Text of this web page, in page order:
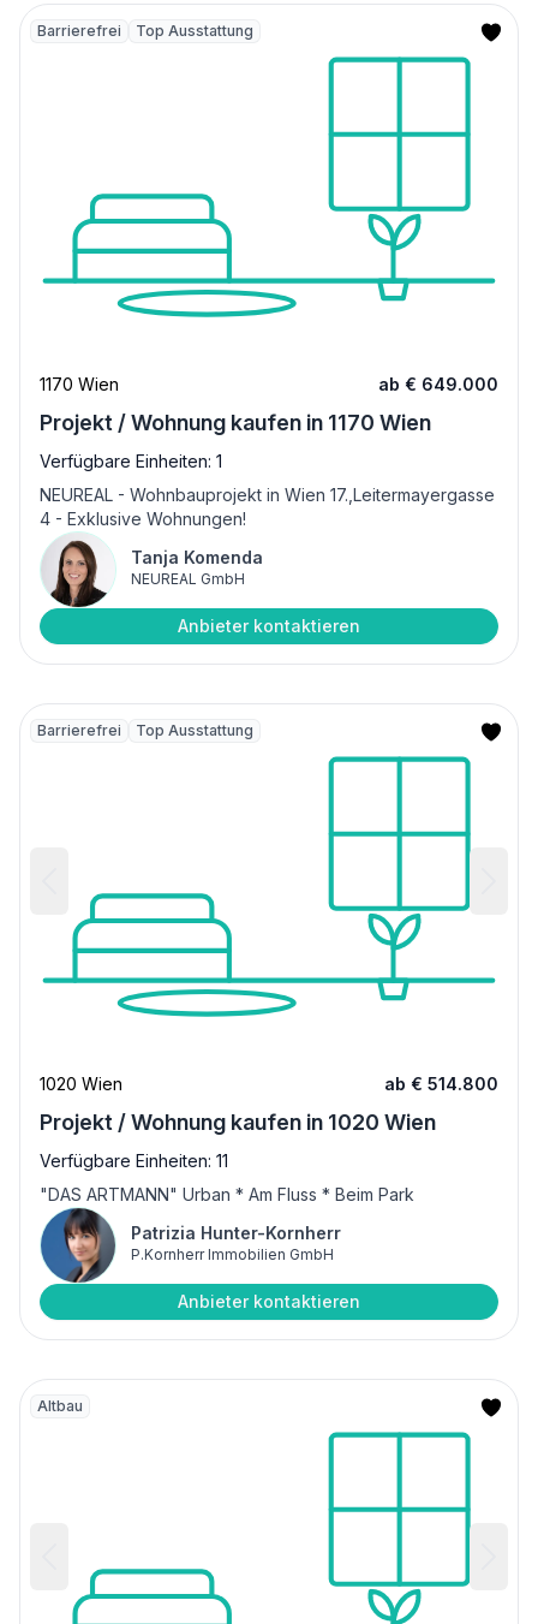
Barrierefrei Top Ausstattung
1170 Wien ab € 649.000
Projekt / Wohnung kaufen in 1170 Wien
Verfügbare Einheiten: 1
NEUREAL - Wohnbauprojekt in Wien 17.,Leitermayergasse
4 - Exklusive Wohnungen!
Tanja Komenda
NEUREAL GmbH
Anbieter kontaktieren
Barrierefrei Top Ausstattung
1020 Wien ab € 514.800
Projekt / Wohnung kaufen in 1020 Wien
Verfügbare Einheiten: 11
"DAS ARTMANN" Urban * Am Fluss * Beim Park
Patrizia Hunter-Kornherr
P.Kornherr Immobilien GmbH
Anbieter kontaktieren
Altbau